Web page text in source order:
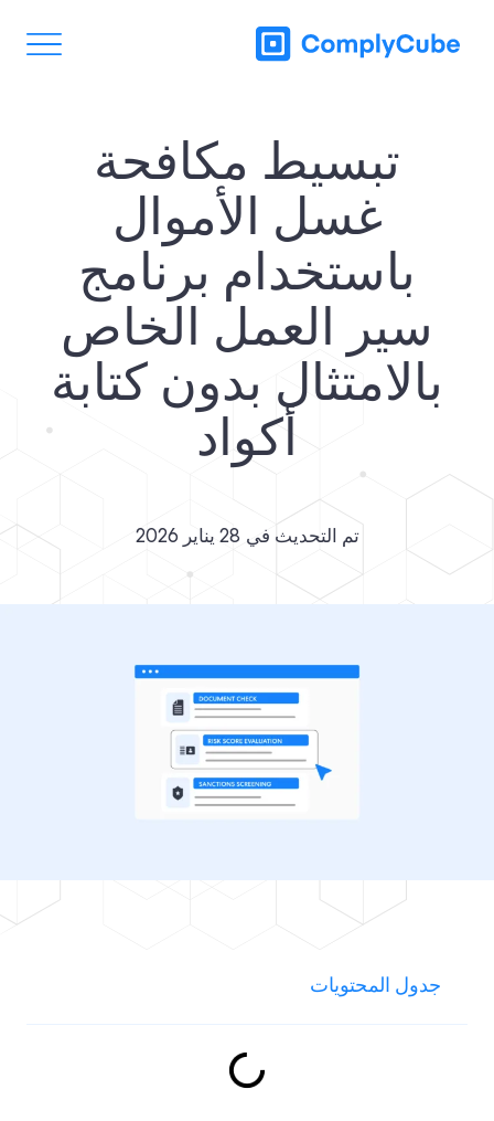
تبسيط مكافحة
غسل الأموال
باستخدام برنامج
سير العمل الخاص
بالامتثال بدون كتابة
أكواد
تم التحديث في 28 يناير 2026
جدول المحتويات